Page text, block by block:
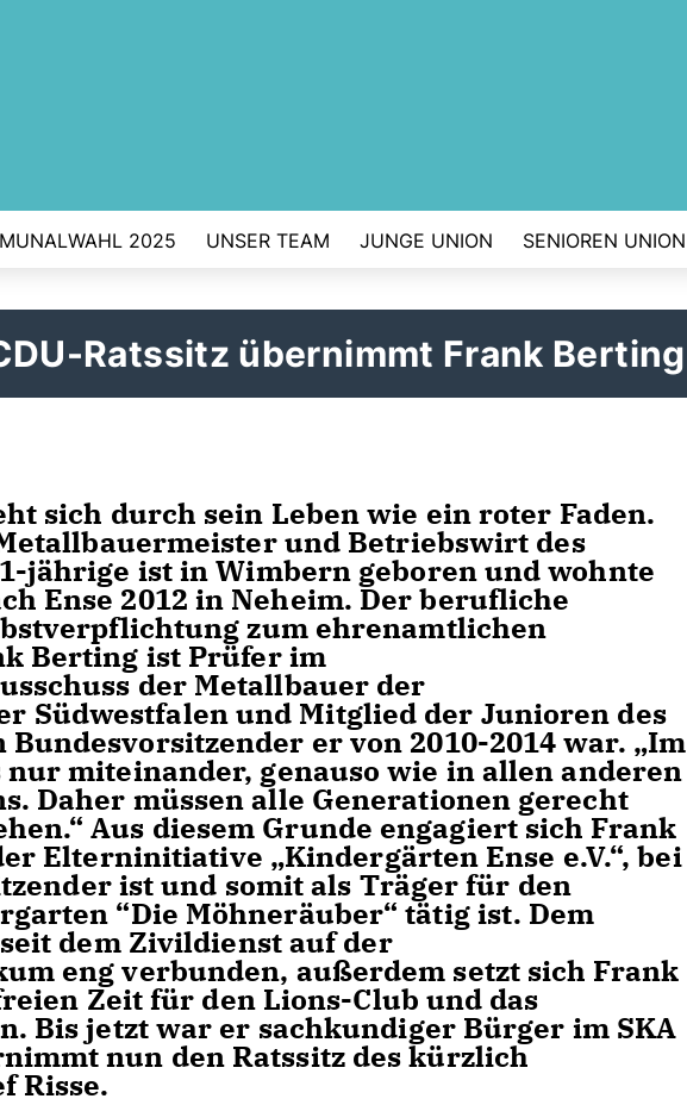
2025 UNSER TEAM JUNGE UNION SENIOREN UNION
Ratssitz übernimmt Frank Berting
sich durch sein Leben wie ein roter Faden.
und Betriebswirt des
jährige ist in Wimbern geboren und wohnte
Ense 2012 in Neheim. Der berufliche
zum ehrenamtlichen
Berting ist Prüfer im
der Metallbauer der
Südwestfalen und Mitglied der Junioren des
er von 2010-2014 war. „Im
nur miteinander, genauso wie in allen anderen
Daher müssen alle Generationen gerecht
Aus diesem Grunde engagiert sich Frank
Elterninitiative „Kindergärten Ense e.V.“, bei
ist und somit als Träger für den
“Die Möhneräuber“ tätig ist. Dem
dem Zivildienst auf der
eng verbunden, außerdem setzt sich Frank
Zeit für den Lions-Club und das
Bis jetzt war er sachkundiger Bürger im SKA
nun den Ratssitz des kürzlich
Risse.